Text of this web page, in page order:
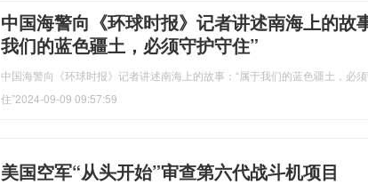
中国海警向《环球时报》记者讲述南海上的故
我们的蓝色疆土，必须守护守住”
中国海警向《环球时报》记者讲述南海上的故事：“属于我们的蓝色疆土，必
住”2024-09-09 09:57:59
美国空军“从头开始”审查第六代战斗机项目